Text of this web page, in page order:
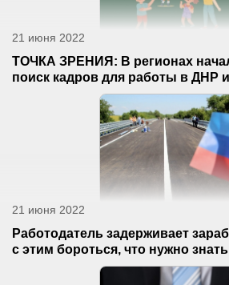
21 июня 2022
ТОЧКА ЗРЕНИЯ: В регионах
поиск кадров для работы в ДНР
21 июня 2022
Работодатель задерживает
с этим бороться, что нужно